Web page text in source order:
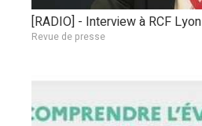
[RADIO] - Interview à RCF Lyon
Revue de presse